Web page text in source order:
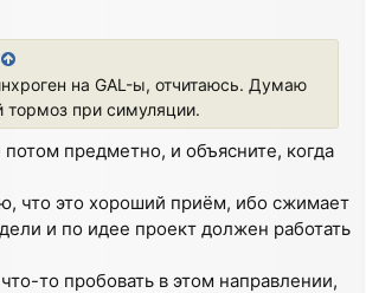
на GAL-ы, отчитаюсь. Думаю
тормоз при симуляции.
потом предметно, и объясните, когда
что это хороший приём, ибо сжимает
и по идее проект должен работать
то пробовать в этом направлении,